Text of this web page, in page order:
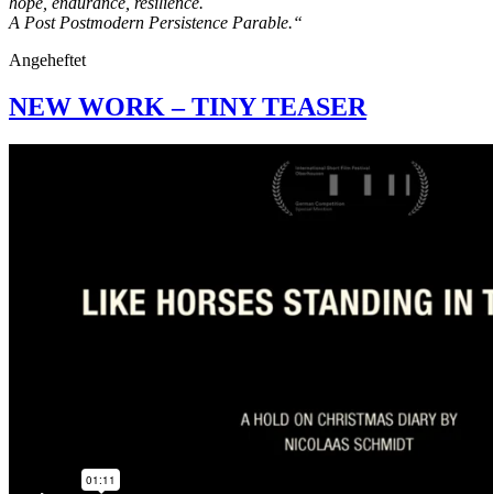
A Post Postmodern Persistence Parable.“
Angeheftet
NEW WORK – TINY TEASER